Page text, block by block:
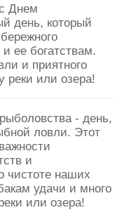
Днем
день, который
ее богатствам.
и приятного
реки или озера!
- день,
ловли. Этот
и
чистоте наших
удачи и много
или озера!